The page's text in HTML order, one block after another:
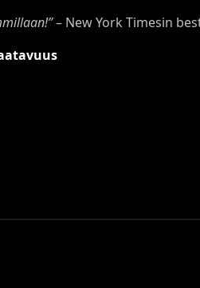
– New York Timesin